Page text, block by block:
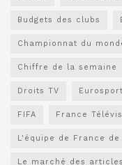
Budgets des clubs
Championnat du
Chiffre de la semaine
Droits TV Eurosport
FIFA France
L'équipe de France
Le marché des